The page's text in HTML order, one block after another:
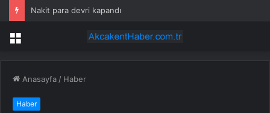
Nakit para devri kapandı
Menü
Anasayfa / Haber
Haber